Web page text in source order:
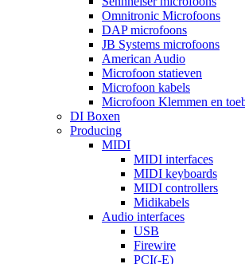
Omnitronic Microfoons
DAP microfoons
JB Systems microfoons
American Audio
Microfoon statieven
Microfoon kabels
Microfoon Klemmen en
DI Boxen
Producing
MIDI
MIDI interfaces
MIDI keyboards
MIDI controllers
Midikabels
Audio interfaces
USB
Firewire
PCI(-E)